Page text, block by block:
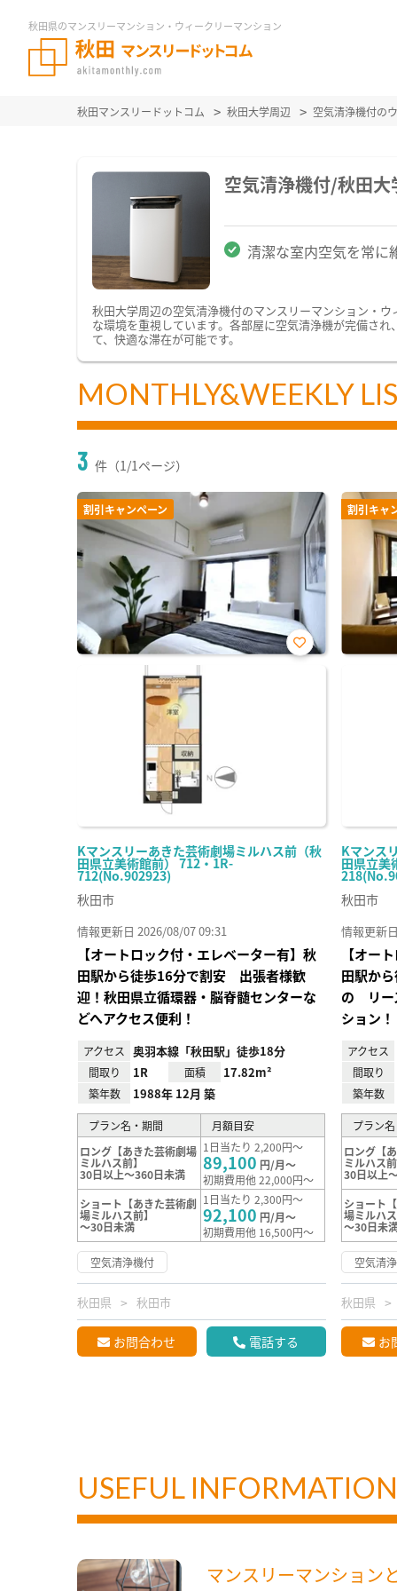
秋田県のマンスリーマンション・ウィークリーマンション
秋田マンスリードットコム 秋田大学周辺 空気清浄機付の
空気清浄機付/秋田
清潔な室内空気を常に
秋田大学周辺の空気清浄機付のマンスリーマンション・
な環境を重視しています。各部屋に空気清浄機が完備さ
て、快適な滞在が可能です。
MONTHLY&WEEKLY
3 件（1/1ページ）
割引キャンペーン
Kマンスリーあきた芸術劇場ミルハス前（秋
田県立美術館前） 712・1R-
712(No.902923)
お気
秋田市
情報更新日 2026/08/07 09:31
【オートロック付・エレベーター有】秋
田駅から徒歩16分で割安 出張者様歓
迎！秋田県立循環器・脳脊髄センターな
どへアクセス便利！
アクセス 奥羽本線「秋田駅」徒歩18分
間取り 1R 面積 17.82m²
築年数 1988年 12月 築
プラン名・期間
月額目安
ロング【あきた芸術劇場
ミルハス前】
30日以上～360日未満
1日当たり 2,200円～
89,100 円/月～
初期費用他 22,000円～
ショート【あきた芸術劇
場ミルハス前】
～30日未満
1日当たり 2,300円～
92,100 円/月～
初期費用他 16,500円～
空気清浄機付
秋田県 秋田市
お問合わせ 電話する
割引キャ
Kマンス
田県立美
秋田市
情報更新
【オー
田駅か
の リー
ション！
アクセス
間取り
築年数
プラン
ロング【
ミルハス
30日以上
ショート
場ミルハ
～30日未
空気清
秋田県
お
USEFUL INFORMATION
マンスリーマンション